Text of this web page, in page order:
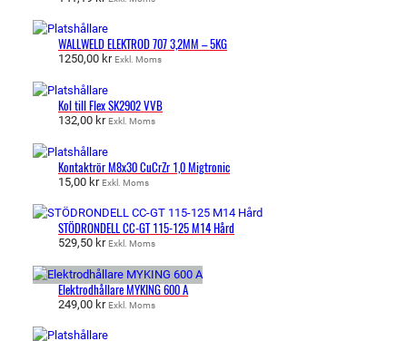
WALLWELD ELEKTROD 707 3,2MM – 5KG
1250,00 kr Exkl. Moms
Kol till Flex SK2902 VVB
132,00 kr Exkl. Moms
Kontaktrör M8x30 CuCrZr 1,0 Migtronic
15,00 kr Exkl. Moms
STÖDRONDELL CC-GT 115-125 M14 Hård
529,50 kr Exkl. Moms
Elektrodhållare MYKING 600 A
249,00 kr Exkl. Moms